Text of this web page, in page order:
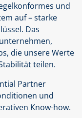
und
auf – starke
Das
die unsere Werte
teilen.
Partner
und
Know-how.